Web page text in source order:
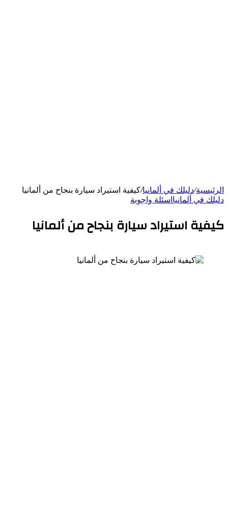
الرئيسية/دليلك في ألمانيا/كيفية استيراد سيارة بنجاح من ألمانيا
دليلك في ألمانيا اسئلة واجوبة
كيفية استيراد سيارة بنجاح من ألمانيا